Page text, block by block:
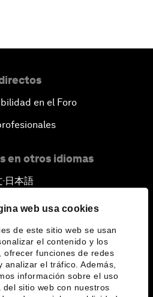
web usa cookies
de este sitio web se usan
el contenido y los
ofrecer funciones de redes
analizar el tráfico. Además,
información sobre el uso
del sitio web con nuestros
en el Foro
en otros idiomas
▪ 日本語